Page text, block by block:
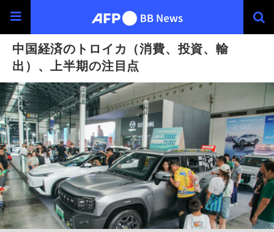
中国経済のトロイカ（消費、投資、輸
出）、上半期の注目点